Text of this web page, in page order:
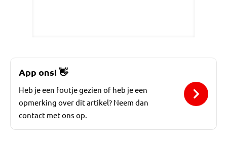
App ons!👋
Heb je een foutje gezien of heb je een
opmerking over dit artikel? Neem dan
contact met ons op.